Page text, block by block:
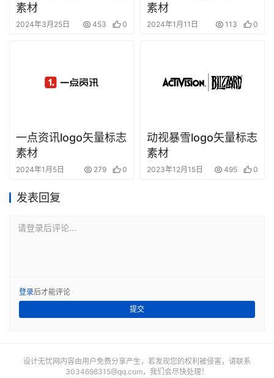
素材
2024年3月25日 453 0
素材
2024年1月11日 113 0
一点资讯logo矢量标志
素材
2024年1月5日 279 0
动视暴雪logo矢量标志
素材
2023年12月15日 495 0
发表回复
请登录后评论...
登录后才能评论
提交
设计无忧网内容由用户免费分享产生，若发现您的权利被侵害，请联系
3034698315@qq.com，我们会尽快处理！